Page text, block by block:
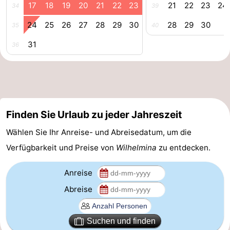
Forum
-
Medizin
Adressen
Region
Nordholland
-
Schoorlse
Bergen
-
34 17 18 19 20 21 22 23
35 24 25 26 27 28 29 30
36 31
39 21 22 23 24
40 28 29 30
Finden Sie Urlaub zu jeder Jahreszeit
Wählen Sie Ihr Anreise- und Abreisedatum, um die
Verfügbarkeit und Preise von Wilhelmina zu entdecken.
Anreise
Abreise
Suchen und finden